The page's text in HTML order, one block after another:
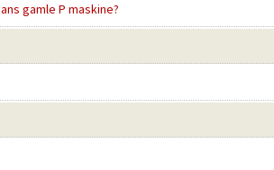
gamle P maskine?